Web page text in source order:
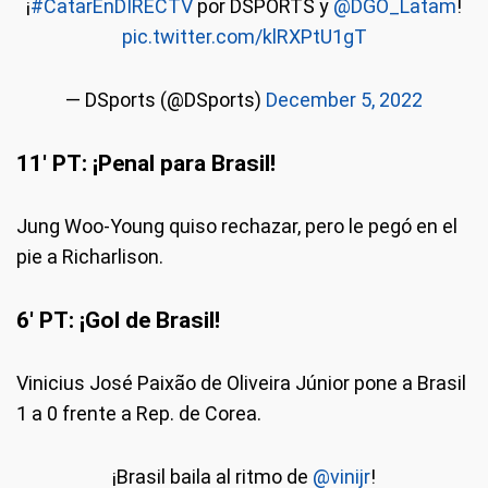
¡#CatarEnDIRECTV por DSPORTS y @DGO_Latam!
pic.twitter.com/klRXPtU1gT
— DSports (@DSports) December 5, 2022
11' PT: ¡Penal para Brasil!
Jung Woo-Young quiso rechazar, pero le pegó en el
pie a Richarlison.
6' PT: ¡Gol de Brasil!
Vinicius José Paixão de Oliveira Júnior pone a Brasil
1 a 0 frente a Rep. de Corea.
¡Brasil baila al ritmo de @vinijr!